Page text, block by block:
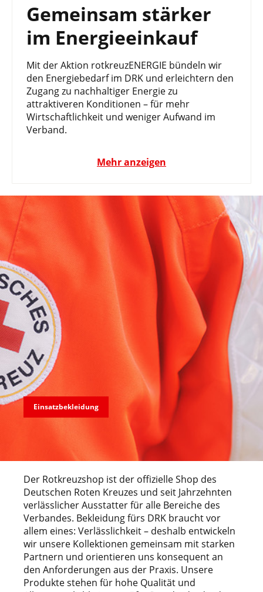
Gemeinsam stärker
im Energieeinkauf
Mit der Aktion rotkreuzENERGIE bündeln wir
den Energiebedarf im DRK und erleichtern den
Zugang zu nachhaltiger Energie zu
attraktiveren Konditionen – für mehr
Wirtschaftlichkeit und weniger Aufwand im
Verband.
Mehr anzeigen
Einsatzbekleidung
Der Rotkreuzshop ist der offizielle Shop des
Deutschen Roten Kreuzes und seit Jahrzehnten
verlässlicher Ausstatter für alle Bereiche des
Verbandes. Bekleidung fürs DRK braucht vor
allem eines: Verlässlichkeit– deshalb entwickeln
wir unsere Kollektionen gemeinsam mit starken
Partnern und orientieren uns konsequent an
den Anforderungen aus der Praxis. Unsere
Produkte stehen für hohe Qualität und